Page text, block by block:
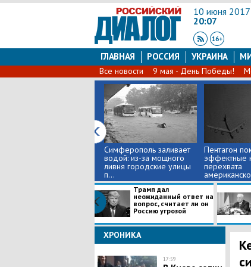
10 июня 2017
20:07
ГЛАВНАЯ РОССИЯ УКРАИНА
Все новости 9 мая - День Победы!
Симферополь заливает
водой: из-за мощного
ливня городские улицы
п...
Пентагон
эффектные
перехвата
самолета...
Трамп дал
неожиданный ответ на
вопрос, считает ли он
Россию угрозой
ХРОНИКА
17:59